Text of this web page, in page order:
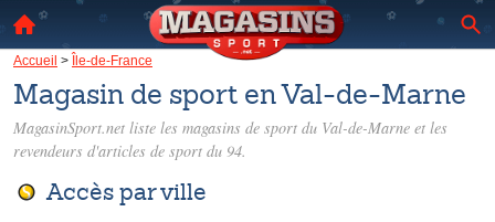
Accueil > Île-de-France
Magasin de sport en Val-de-Marne
MagasinSport.net liste les magasins de sport du Val-de-Marne et les
revendeurs d'articles de sport du 94.
Accès par ville